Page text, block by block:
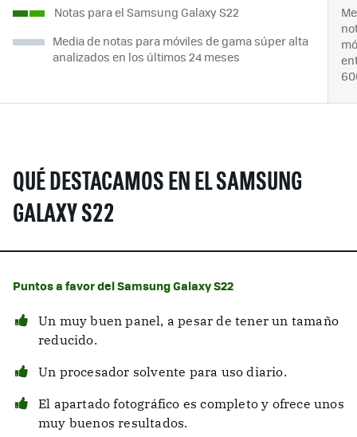
Notas para el Samsung Galaxy S22
Media de notas para móviles de gama súper alta
analizados en los últimos 24 meses
QUÉ DESTACAMOS EN EL SAMSUNG
GALAXY S22
Puntos a favor del Samsung Galaxy S22
Un muy buen panel, a pesar de tener un tamaño
reducido.
Un procesador solvente para uso diario.
El apartado fotográfico es completo y ofrece unos
muy buenos resultados.